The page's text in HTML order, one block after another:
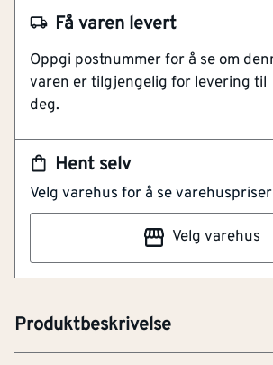
Hent selv
Velg varehus for å se
Velg varehus
Få varen levert
Oppgi postnummer for å se om
varen er tilgjengelig for levering til
deg.
Produktbeskrivelse
NOBB
28749620
Artikkelnummer 101128065
Skap/skuffelås 5002 plast hvit sb pk
Barnesikringslås av plast inkludert